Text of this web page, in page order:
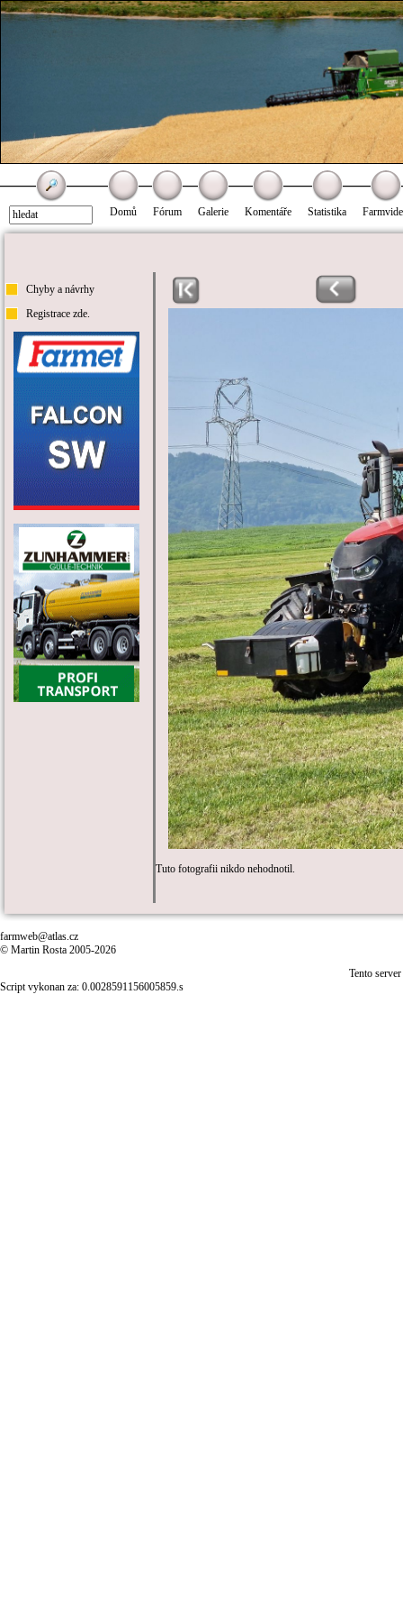
Domů Fórum Galerie Komentáře Statistika
Chyby a návrhy
Registrace zde.
Tuto fotografii nikdo nehodnotil.
farmweb@atlas.cz
© Martin Rosta 2005-2026
Tento
Script vykonan za: 0.0028591156005859.s